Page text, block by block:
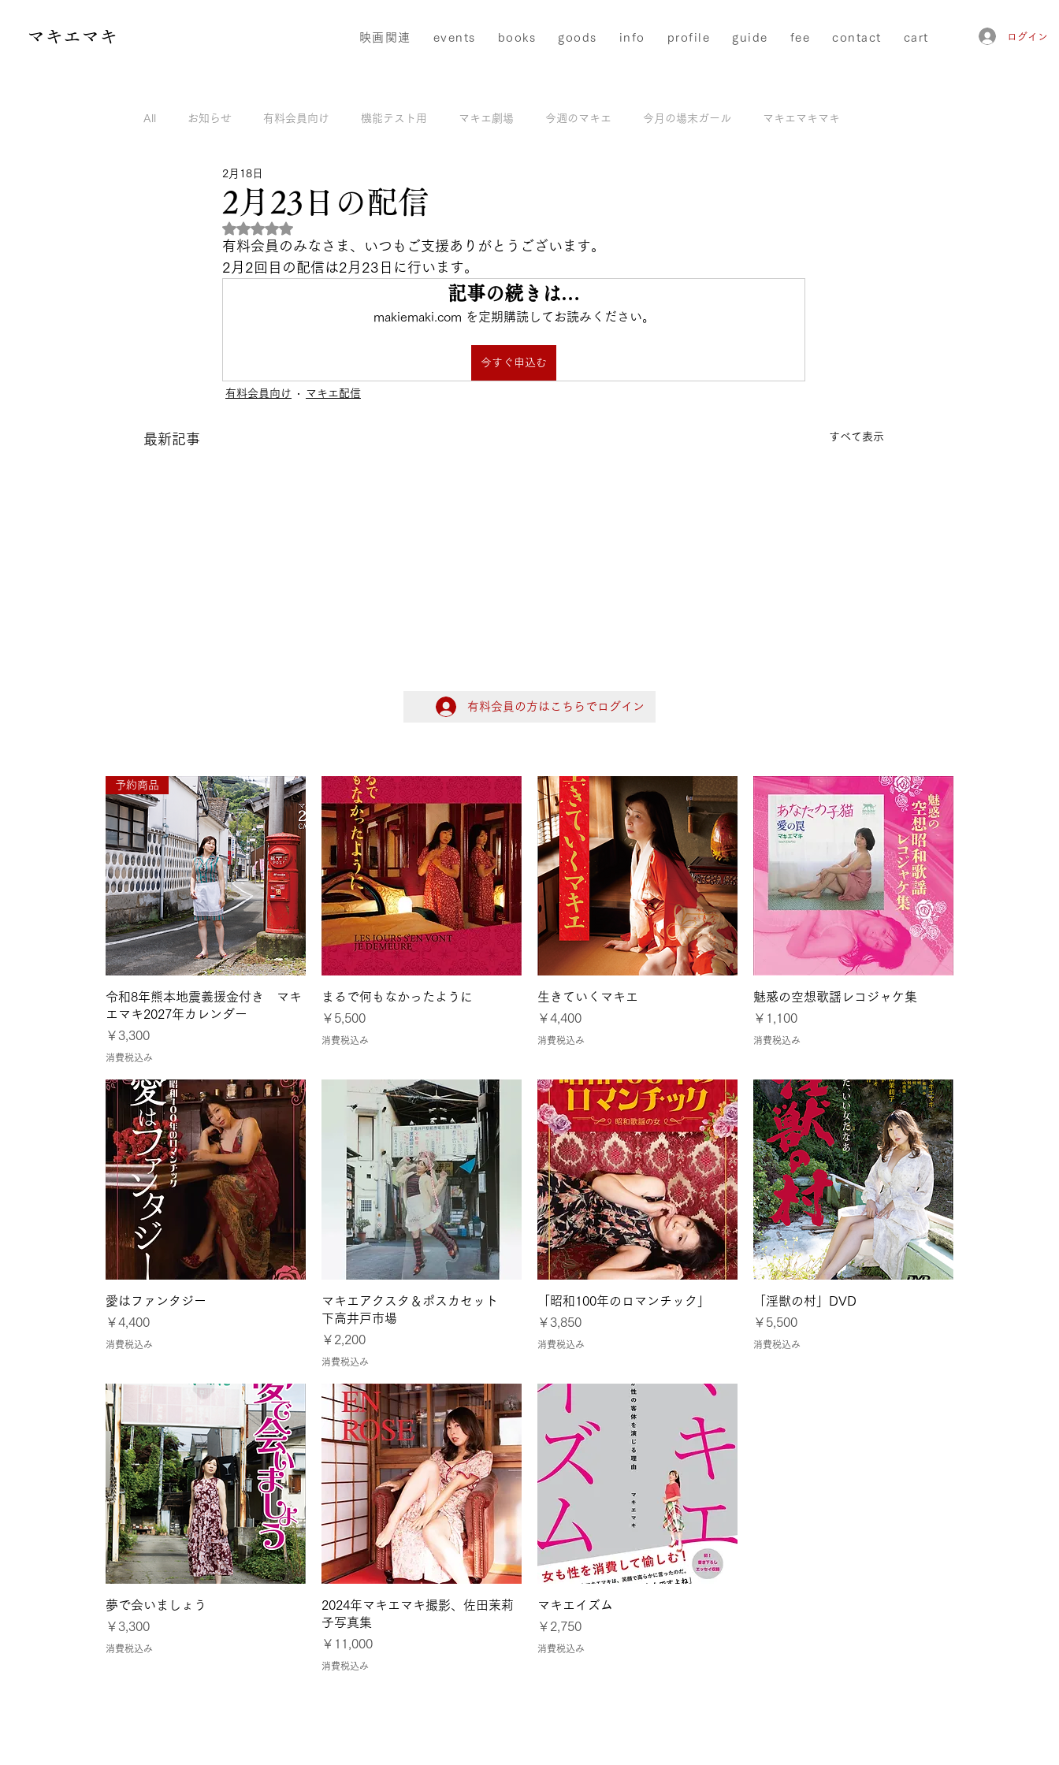
映画関連 events books goods info profile guide fee contact cart
​マキエマキ ログイン
ログイン
有料会員の方はこちらでログイン
クイックビュー
予約商品
令和8年熊本地震義援金付き マキ
エマキ2027年カレンダー
価格
￥3,300
消費税込み
クイックビュー
まるで何もなかったように
価格
￥5,500
消費税込み
クイックビュー
生きていくマキエ
価格
￥4,400
消費税込み
クイックビュー
魅惑の空想歌謡レコジャケ集
価格
￥1,100
消費税込み
クイックビュー
愛はファンタジー
価格
￥4,400
消費税込み
クイックビュー
マキエアクスタ＆ポスカセット
下高井戸市場
価格
￥2,200
消費税込み
クイックビュー
「昭和100年のロマンチック」
価格
￥3,850
消費税込み
クイックビュー
「淫獣の村」DVD
価格
￥5,500
消費税込み
クイックビュー
夢で会いましょう
価格
￥3,300
消費税込み
クイックビュー
2024年マキエマキ撮影、佐田茉莉
子写真集
価格
￥11,000
消費税込み
クイックビュー
マキエイズム
価格
￥2,750
消費税込み
All お知らせ 有料会員向け 機能テスト用 マキエ劇場 今週のマキエ 今月の場末ガール マキエマキマキ
マキエマキのnoteから
2月23日の配信
2月18日
5つ星のうちNaNと評価されています。
有料会員のみなさま、いつもご支援ありがとうございます。
2月2回目の配信は2月23日に行います。
記事の続きは…
makiemaki.com を定期購読してお読みください。
今すぐ申込む
有料会員向け マキエ配信
最新記事 すべて表示
●7月26日〜8月1日 令和8年熊本地震に